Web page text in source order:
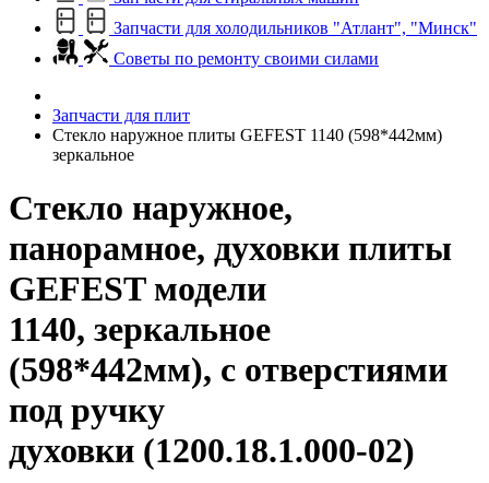
Запчасти для холодильников "Атлант", "Минск"
Советы по ремонту своими силами
Запчасти для плит
Стекло наружное плиты GEFEST 1140 (598*442мм)
зеркальное
Стекло наружное,
панорамное, духовки плиты
GEFEST модели
1140, зеркальное
(598*442мм), с отверстиями
под ручку
духовки (1200.18.1.000-02)